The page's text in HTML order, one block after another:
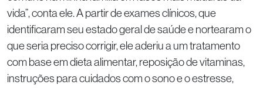
vida”, conta ele. A partir de exames clínicos, que
identificaram seu estado geral de saúde e nortearam o
que seria preciso corrigir, ele aderiu a um tratamento
com base em dieta alimentar, reposição de vitaminas,
instruções para cuidados com o sono e o estresse,